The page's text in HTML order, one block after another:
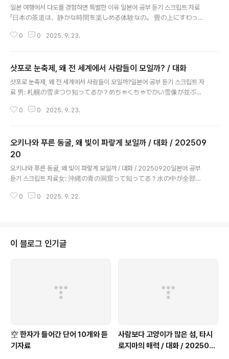
도시 전체가 빛으로 감싸지더라. 여자: 운하 주변 조명도 예쁘고, 데이트하기에
도 딱 좋잖아. 남자: 맞아. 일본 최대 규모라고 불릴 만해서 꼭 한번 보고 싶어져.
む）: 감싸..
일본 여행에서 다도를 경험하면 특별한 이유 일본어 공부 듣기 스크립트 자료
「日本の茶道は、静かな時間を楽しめる体験なの。 畳の上にすわっ
のむと、 お茶の味と一緒に空気まで感じられるんだよね。 旅行の中
잔을 두 손으로 들고 조금씩 마시면 차 맛과 함께 공기까지 느낄 수 있어요. 여행
중에 해보면 추억에 남아요.” 「にほんのさどうは、 しずかなじかんをたの
しめるたいけんなの。 たたみのうえにすわって、おちゃをのむとここ
おちゃのあじといっしょにくうきまでかんじられるんだよね..
0 0 2025. 9. 23.
삿포로 눈축제, 왜 전 세계에서 사람들이 모일까? / 대화
삿포로 눈축제, 왜 전 세계에서 사람들이 모일까?일본어 공부 듣기 스크립트 자
료 男: 札幌の雪まつり知ってるか？めちゃくちゃでかい雪像が並ぶん
にきれいなんだよね。 男: ああ、夜は幻想的だな。世界中から人が集
각들이 줄지어 있거든. 여자: 응, 사진으로 본 적 있어. 조명이 켜지면 진짜 예쁘
잖아. 남자: 맞아, 밤은 환상적이지. 전 세계에서 사람들이 모이는 것도 이해돼.
여자: 그렇지. 겨울에 홋카이도 가면 절대 빼놓을 수 없는 이벤트야. 일본어 기본
형知ってる → 知る（しる）: 알다並ぶ（ならぶ）: 줄지어 서다見た → 見
0 0 2025. 9. 23.
오키나와 푸른 동굴, 왜 빛이 파랗게 보일까 / 대화 / 202509
20
오키나와 푸른 동굴, 왜 빛이 파랗게 보일까 / 대화 / 20250920일본어 공부
듣기 스크립트 자료女: 沖縄の青の洞窟って知ってる？水の中が全部青
なるんだよな。 女: きれいすぎて写真で見るより感動するって聞いた
진으로 보는 것보다 훨씬 감동적이라고 들었어. 남자: 맞아. 스노클링으로 들어
가면 평생 추억이 된다고 해. 일본어 기본형 知ってる → 知る（しる）: 알다
0 0 2025. 9. 22.
이 블로그 인기글
空 한자가 들어간 단어 10개와 듣
기자료
사람보다 고양이가 많은 섬, 타시
로지마의 매력 / 대화 / 2025091